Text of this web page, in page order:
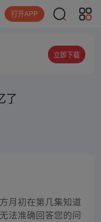
打开APP
立即下载
了
月初在第几集知道
法准确回答您的问